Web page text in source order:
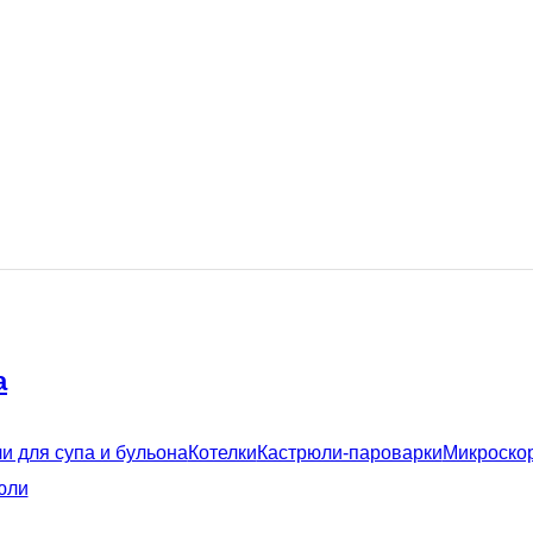
для супа и бульонаКотелкиКастрюли-пароварки